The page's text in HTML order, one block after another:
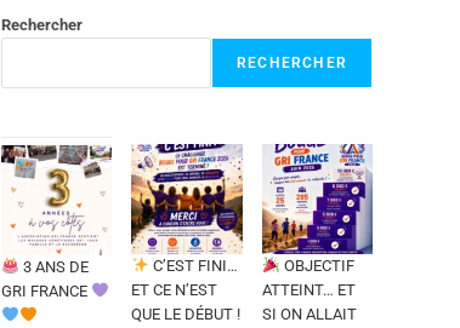
Rechercher
RECHERCHER
3 ANS DE
GRI FRANCE
C’EST FINI…
ET CE N’EST
QUE LE DÉBUT !
OBJECTIF
ATTEINT… ET
SI ON ALLAIT